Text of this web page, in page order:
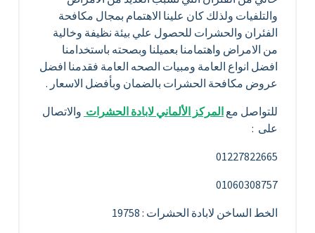
والتلفيات ولذلك كان علينا الاهتمام بمجال مكافحة
الفئران والحشرات للحصول علي بيئة نظيفة وخالية
من الامراض واهتمامنا بعميلنا وبصحته باستخدامنا
افضل انواع العامة ومبيات الصحه العامة فقدمنا افضل
عروض مكافحة الحشرات بالضمان وبأفضل الاسعار .
للتواصل مع المركز الألماني لابادة الحشرات والاتصال
على :
01227822665
01060308757
الخط الساخن لابادة الحشرات : 19758